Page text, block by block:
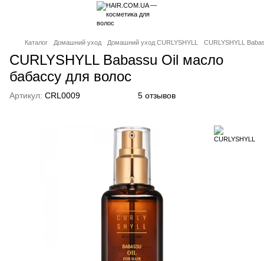
Каталог Домашний уход Домашний уход CURLYSHYLL CURLYSHYLL
CURLYSHYLL Babassu Oil масло
бабассу для волос
Артикул: CRL0009 5 отзывов